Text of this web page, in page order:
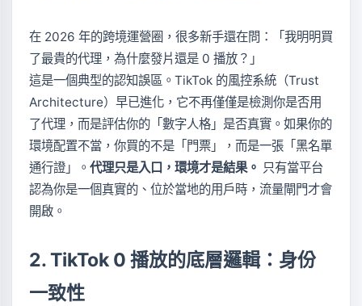
在 2026 年的跨境運營圈，很多新手還在問：「我明明買
了最貴的代理，為什麼發片還是 0 播放？」
這是一個典型的認知誤區。TikTok 的風控系統（Trust
Architecture）早已進化，它不再僅僅是檢測你是否用
了代理，而是評估你的「數字人格」是否真實。如果你的
環境配置不當，你買的不是「門票」，而是一張「黑名單
通行證」。 代理只是入口，環境才是結果。 只有當平台
認為你是一個真實的、位於當地的用戶時，流量閘門才會
開啟。
2. TikTok 0 播放的底層邏輯：身份
一致性